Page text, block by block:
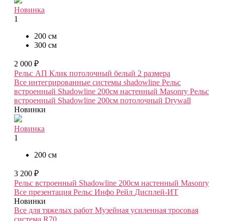
Новинка
1
200 см
300 см
2 000 ₽
Рельс АП Клик потолочный белый 2 размера
Все интегрированные системы shadowline Рельс
встроенный Shadowline 200см настенный Masonry Рельс
встроенный Shadowline 200см потолочный Drywall
Новинки
Новинка
1
200 см
3 200 ₽
Рельс встроенный Shadowline 200см настенный Masonry
Все презентация Рельс Инфо Рейл Дисплей-ИТ
Новинки
Все для тяжелых работ Музейная усиленная тросовая
система R70